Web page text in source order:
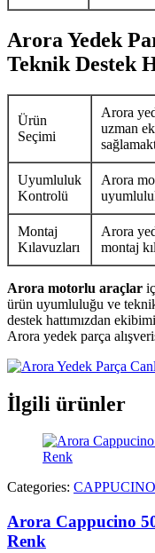
Arora Yedek
Teknik Destek
Ürün
Seçimi
Arora
uzman
Uyumluluk
Kontrolü
Arora
Montaj
Kılavuzları
Arora
montaj
Arora motorlu araçlar
ürün uyumluluğu ve
destek hattımızdan
Arora yedek parça
İlgili ürünler
Categories:
Arora Cappucino
Renk